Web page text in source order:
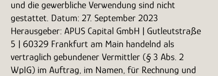
und die gewerbliche Verwendung sind nicht
gestattet. Datum: 27. September 2023
Herausgeber: APUS Capital GmbH | Gutleutstraße
5 | 60329 Frankfurt am Main handelnd als
vertraglich gebundener Vermittler (§ 3 Abs. 2
WpIG) im Auftrag, im Namen, für Rechnung und